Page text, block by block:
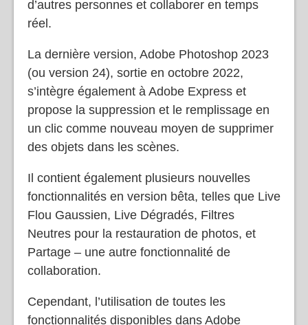
puissent partager leur art numérique avec
d’autres personnes et collaborer en temps
réel.
La dernière version, Adobe Photoshop 2023
(ou version 24), sortie en octobre 2022,
s’intègre également à Adobe Express et
propose la suppression et le remplissage en
un clic comme nouveau moyen de supprimer
des objets dans les scènes.
Il contient également plusieurs nouvelles
fonctionnalités en version bêta, telles que Live
Flou Gaussien, Live Dégradés, Filtres
Neutres pour la restauration de photos, et
Partage – une autre fonctionnalité de
collaboration.